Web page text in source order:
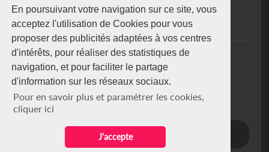
En poursuivant votre navigation sur ce site, vous
acceptez l'utilisation de Cookies pour vous
proposer des publicités adaptées à vos centres
d'intérêts, pour réaliser des statistiques de
navigation, et pour faciliter le partage
d'information sur les réseaux sociaux.
Pour en savoir plus et paramétrer les cookies,
cliquer ici
J'accepte
koaci@yahoo.fr
+225 07 08 85 52 93
NEWSLETTER
Restez connecté via notre newsletter
S'abonner
Se désabonner